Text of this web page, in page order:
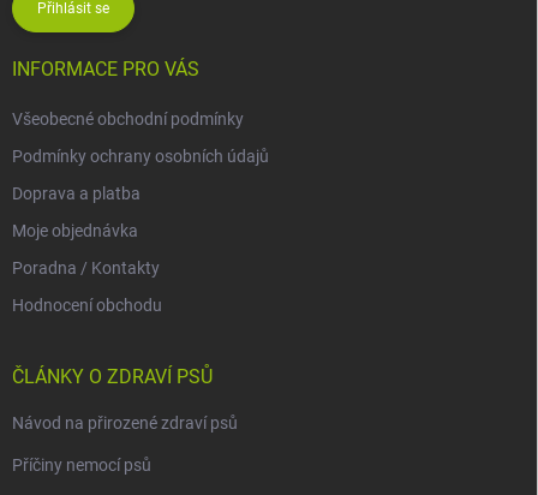
Přihlásit se
INFORMACE PRO VÁS
Všeobecné obchodní podmínky
Podmínky ochrany osobních údajů
Doprava a platba
Moje objednávka
Poradna / Kontakty
Hodnocení obchodu
ČLÁNKY O ZDRAVÍ PSŮ
Návod na přirozené zdraví psů
Příčiny nemocí psů